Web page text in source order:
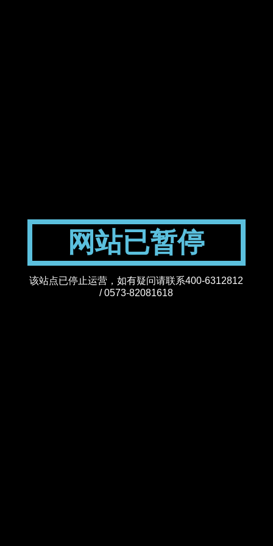
网站已暂停
该站点已停止运营，如有疑问请联系400-6312812
/ 0573-82081618